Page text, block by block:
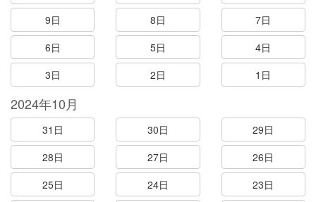
9日
8日
7日
6日
5日
4日
3日
2日 1日
2024年10月
31日 30日
29日
28日
27日
26日
25日
24日
23日